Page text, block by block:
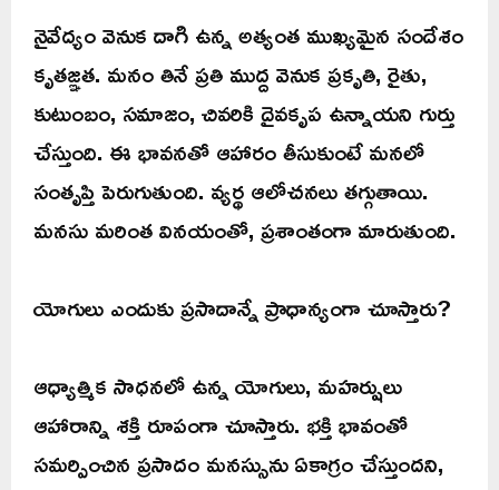
నైవేద్యం వెనుక దాగి ఉన్న అత్యంత ముఖ్యమైన సందేశం
కృతజ్ఞత. మనం తినే ప్రతి ముద్ద వెనుక ప్రకృతి, రైతు,
కుటుంబం, సమాజం, చివరికి దైవకృప ఉన్నాయని గుర్తు
చేస్తుంది. ఈ భావనతో ఆహారం తీసుకుంటే మనలో
సంతృప్తి పెరుగుతుంది. వ్యర్థ ఆలోచనలు తగ్గుతాయి.
మనసు మరింత వినయంతో, ప్రశాంతంగా మారుతుంది.
యోగులు ఎందుకు ప్రసాదాన్నే ప్రాధాన్యంగా చూస్తారు?
ఆధ్యాత్మిక సాధనలో ఉన్న యోగులు, మహర్షులు
ఆహారాన్ని శక్తి రూపంగా చూస్తారు. భక్తి భావంతో
సమర్పించిన ప్రసాదం మనస్సును ఏకాగ్రం చేస్తుందని,